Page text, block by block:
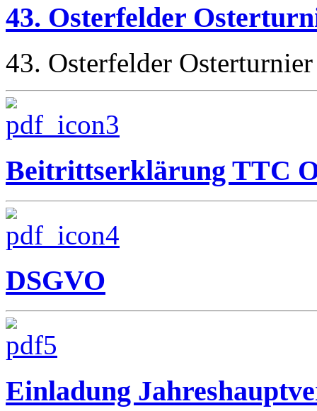
43. Osterfelder
43. Osterfelder Osterturnier
Beitrittserklärung TTC
DSGVO
Einladung